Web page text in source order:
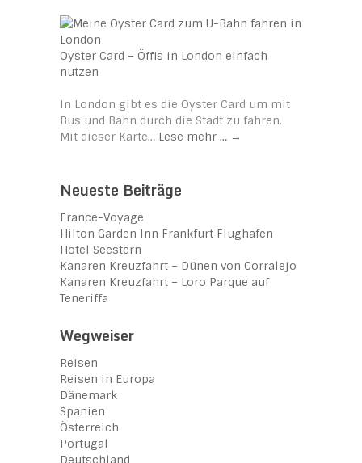
Oyster Card – Öffis in London einfach
nutzen
In London gibt es die Oyster Card um mit
Bus und Bahn durch die Stadt zu fahren.
Mit dieser Karte… Lese mehr … →
Neueste Beiträge
France-Voyage
Hilton Garden Inn Frankfurt Flughafen
Hotel Seestern
Kanaren Kreuzfahrt – Dünen von Corralejo
Kanaren Kreuzfahrt – Loro Parque auf
Teneriffa
Wegweiser
Reisen
Reisen in Europa
Dänemark
Spanien
Österreich
Portugal
Deutschland